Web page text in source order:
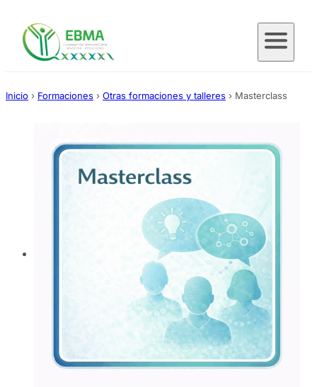
contenido
Inicio › Formaciones › Otras formaciones y talleres › Masterclass